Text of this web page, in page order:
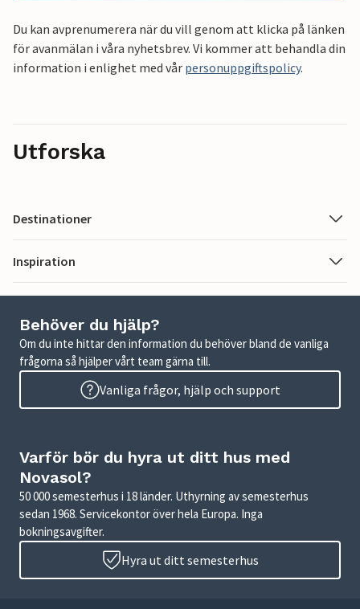
Du kan avprenumerera när du vill genom att klicka på länken
för avanmälan i våra nyhetsbrev. Vi kommer att behandla din
information i enlighet med vår personuppgiftspolicy.
Utforska
Destinationer
Inspiration
Behöver du hjälp?
Om du inte hittar den information du behöver bland de vanliga
frågorna så hjälper vårt team gärna till.
Vanliga frågor, hjälp och support
Varför bör du hyra ut ditt hus med
Novasol?
50 000 semesterhus i 18 länder. Uthyrning av semesterhus
sedan 1968. Servicekontor över hela Europa. Inga
bokningsavgifter.
Hyra ut ditt semesterhus